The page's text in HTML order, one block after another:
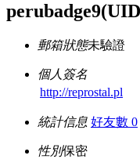
perubadge9
郵箱狀態未驗證
個人簽名
http://reprostal.pl
統計信息 好友數 0
性別保密